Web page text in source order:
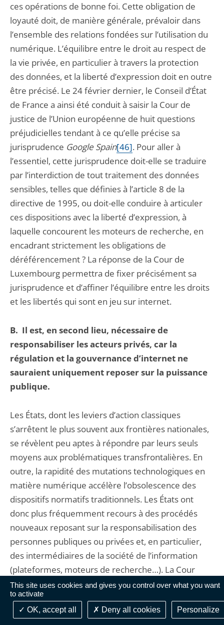
This site uses cookies and gives you control over what you want
to activate
OK, accept all
Deny all cookies Personalize
ces opérations de bonne foi. Cette obligation de
loyauté doit, de manière générale, prévaloir dans
l’ensemble des relations fondées sur l’utilisation du
numérique. L’équilibre entre le droit au respect de
la vie privée, en particulier à travers la protection
des données, et la liberté d’expression doit en outre
être précisé. Le 24 février dernier, le Conseil d’État
de France a ainsi été conduit à saisir la Cour de
justice de l’Union européenne de huit questions
préjudicielles tendant à ce qu’elle précise sa
jurisprudence Google Spain[46]. Pour aller à
l’essentiel, cette jurisprudence doit-elle se traduire
par l’interdiction de tout traitement des données
sensibles, telles que définies à l’article 8 de la
directive de 1995, ou doit-elle conduire à articuler
ces dispositions avec la liberté d’expression, à
laquelle concourent les moteurs de recherche, en
encadrant strictement les obligations de
déréférencement ? La réponse de la Cour de
Luxembourg permettra de fixer précisément sa
jurisprudence et d’affiner l’équilibre entre les droits
et les libertés qui sont en jeu sur internet.
B. Il est, en second lieu, nécessaire de
responsabiliser les acteurs privés, car la
régulation et la gouvernance d’internet ne
sauraient uniquement reposer sur la puissance
publique.
Les États, dont les leviers d’action classiques
s’arrêtent le plus souvent aux frontières nationales,
se révèlent peu aptes à répondre par leurs seuls
moyens aux problématiques transfrontalières. En
outre, la rapidité des mutations technologiques en
matière numérique accélère l’obsolescence des
dispositifs normatifs traditionnels. Les États ont
donc plus fréquemment recours à des procédés
nouveaux reposant sur la responsabilisation des
personnes publiques ou privées et, en particulier,
des intermédiaires de la société de l’information
(plateformes, moteurs de recherche…). La Cour
européenne des droits de l’homme envisage
l’existence de ces « devoirs et responsabilités » de
manière large[47]
. Elle a ainsi développé la notion